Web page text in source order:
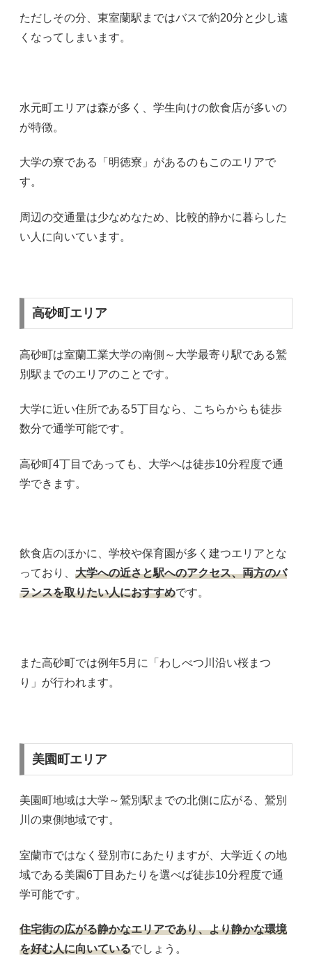
ただしその分、東室蘭駅まではバスで約20分と少し遠
くなってしまいます。
水元町エリアは森が多く、学生向けの飲食店が多いの
が特徴。
大学の寮である「明徳寮」があるのもこのエリアで
す。
周辺の交通量は少なめなため、比較的静かに暮らした
い人に向いています。
高砂町エリア
高砂町は室蘭工業大学の南側～大学最寄り駅である鷲
別駅までのエリアのことです。
大学に近い住所である5丁目なら、こちらからも徒歩
数分で通学可能です。
高砂町4丁目であっても、大学へは徒歩10分程度で通
学できます。
飲食店のほかに、学校や保育園が多く建つエリアとな
っており、 大学への近さと駅へのアクセス、両方のバ
ランスを取りたい人におすすめです。
また高砂町では例年5月に「わしべつ川沿い桜まつ
り」が行われます。
美園町エリア
美園町地域は大学～鷲別駅までの北側に広がる、鷲別
川の東側地域です。
室蘭市ではなく登別市にあたりますが、大学近くの地
域である美園6丁目あたりを選べば徒歩10分程度で通
学可能です。
住宅街の広がる静かなエリアであり、より静かな環境
を好む人に向いているでしょう。